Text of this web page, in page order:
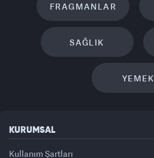
FRAGMANLAR
SAĞLIK
YEMEK
KURUMSAL
Kullanım Şartları